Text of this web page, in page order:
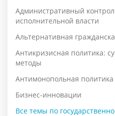
Административный
исполнительной власти
Альтернативная
Антикризисная политика:
методы
Антимонопольная политика
Бизнес-инновации
Все темы по